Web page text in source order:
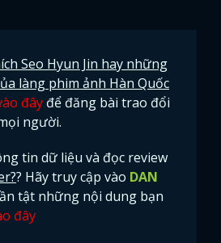
x
NHẬP
Seo Hyun Jin hay những
làng phim ảnh Hàn Quốc
đây để đăng bài trao đổi
người.
tin dữ liệu và đọc review
? Hãy truy cập vào DAN
tật những nội dung bạn
đây